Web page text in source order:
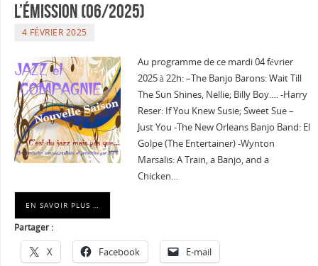
l’émission (06/2025)
4 FÉVRIER 2025
Au programme de ce mardi 04 février
2025 à 22h: –The Banjo Barons: Wait Till
The Sun Shines, Nellie; Billy Boy…. -Harry
Reser: If You Knew Susie; Sweet Sue –
Just You -The New Orleans Banjo Band: El
Golpe (The Entertainer) -Wynton
Marsalis: A Train, a Banjo, and a
Chicken…
EN SAVOIR PLUS …
Partager :
X Facebook E-mail